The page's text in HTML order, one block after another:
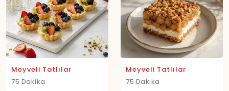
Meyveli Tatlılar
75 Dakika
Meyveli Tatlılar
75 Dakika